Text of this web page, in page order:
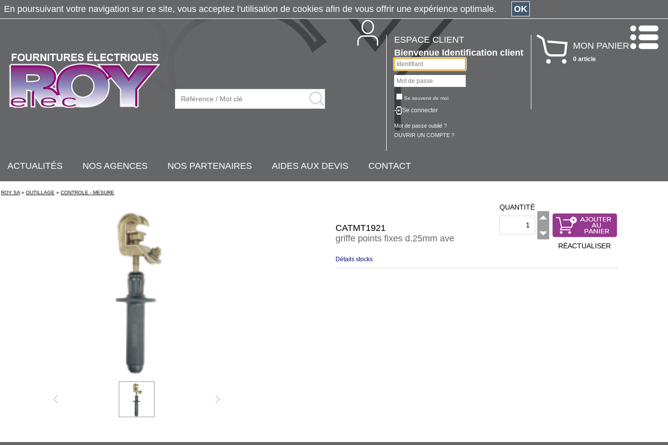
ESPACE CLIENT
Bienvenue Identification client
Se souvenir de moi
Se connecter
Mot de passe oublié ?
OUVRIR UN COMPTE ?
MON PANIER
0 article
ACTUALITÉS NOS AGENCES NOS PARTENAIRES AIDES AUX DEVIS CONTACT
ROY SA » OUTILLAGE » CONTROLE - MESURE
CATMT1921
griffe points fixes d.25mm ave
QUANTITÉ
RÉACTUALISER
Détails stocks
En poursuivant votre navigation sur ce site, vous acceptez l'utilisation de cookies afin de vous offrir une expérience optimale. OK